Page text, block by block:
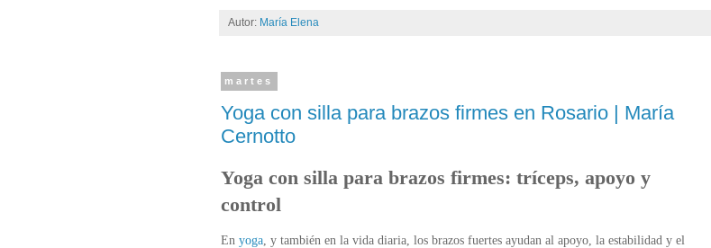
Autor: María Elena
martes
Yoga con silla para brazos firmes en Rosario | María
Cernotto
Yoga con silla para brazos firmes: tríceps, apoyo y
control
En yoga , y también en la vida diaria, los brazos fuertes ayudan al apoyo, la estabilidad y el